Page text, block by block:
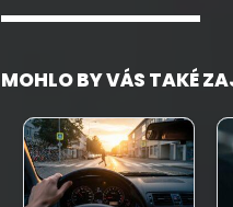
MOHLO BY VÁS TAKÉ